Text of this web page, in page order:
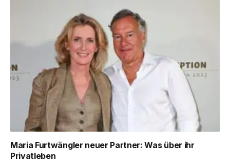
Maria Furtwängler neuer Partner: Was über ihr
Privatleben